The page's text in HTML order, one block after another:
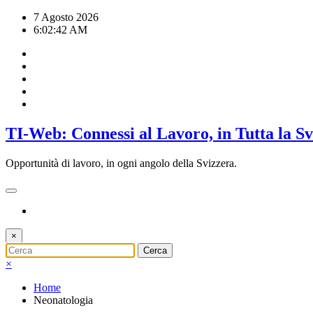
7 Agosto 2026
6:02:43 AM
TI-Web: Connessi al Lavoro, in Tutta la
Opportunità di lavoro, in ogni angolo della Svizzera.
×
×
Home
Neonatologia